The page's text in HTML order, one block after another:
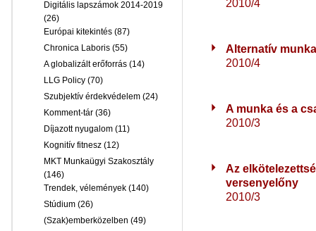
2010/4
Alternatív
2010/4
A munka és a
2010/3
Az
versenyelőny
2010/3
Digitális lapszámok 2014-2019
(26)
Európai kitekintés (87)
Chronica Laboris (55)
A globalizált erőforrás (14)
LLG Policy (70)
Szubjektív érdekvédelem (24)
Komment-tár (36)
Díjazott nyugalom (11)
Kognitív fitnesz (12)
MKT Munkaügyi Szakosztály
(146)
Trendek, vélemények (140)
Stúdium (26)
(Szak)emberközelben (49)